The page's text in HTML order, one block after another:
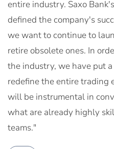
entire industry. Saxo
defined the company's
we want to continue to
retire obsolete ones. In
the industry, we have put
redefine the entire trading
will be instrumental in
what are already highly
teams."